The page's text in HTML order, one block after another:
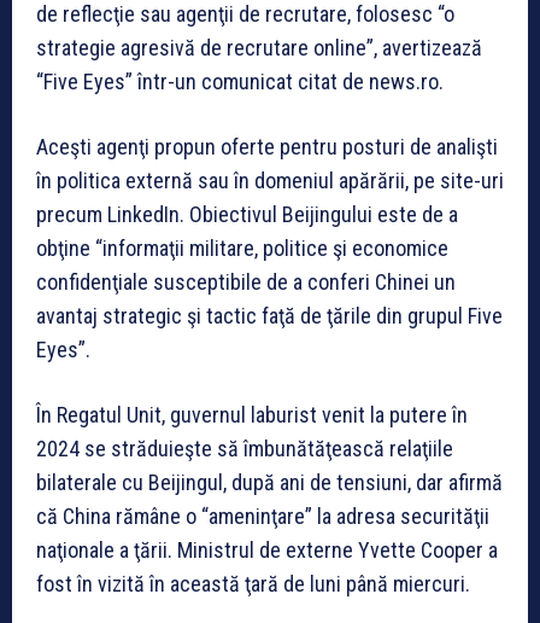
de reflecţie sau agenţii de recrutare, folosesc “o
strategie agresivă de recrutare online”, avertizează
“Five Eyes” într-un comunicat citat de news.ro.
Aceşti agenţi propun oferte pentru posturi de analişti
în politica externă sau în domeniul apărării, pe site-uri
precum LinkedIn. Obiectivul Beijingului este de a
obţine “informaţii militare, politice şi economice
confidenţiale susceptibile de a conferi Chinei un
avantaj strategic şi tactic faţă de ţările din grupul Five
Eyes”.
În Regatul Unit, guvernul laburist venit la putere în
2024 se străduieşte să îmbunătăţească relaţiile
bilaterale cu Beijingul, după ani de tensiuni, dar afirmă
că China rămâne o “ameninţare” la adresa securităţii
naţionale a ţării. Ministrul de externe Yvette Cooper a
fost în vizită în această ţară de luni până miercuri.